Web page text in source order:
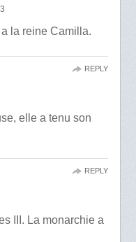
la reine Camilla.
elle a tenu son
REPLY
III. La monarchie a
REPLY